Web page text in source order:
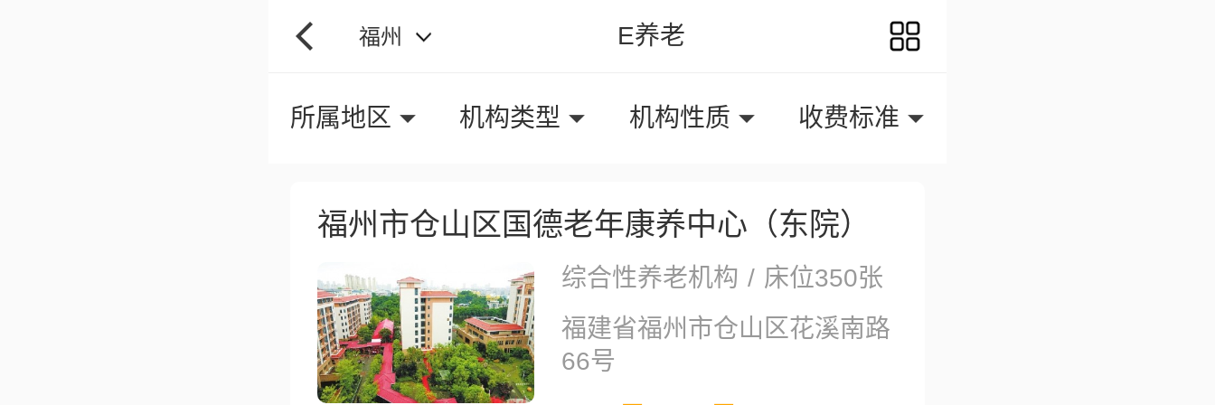
福州 E养老
所属地区 机构类型 机构性质 收费标准
福州市仓山区国德老年康养中心（东院）
综合性养老机构 / 床位350张
福建省福州市仓山区花溪南路
66号